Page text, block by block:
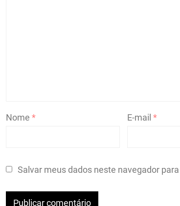
Nome* E-mail *
Salvar meus dados neste navegador